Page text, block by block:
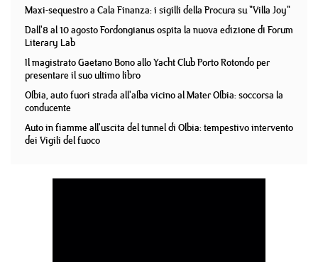
Maxi-sequestro a Cala Finanza: i sigilli della Procura su "Villa Joy"
Dall'8 al 10 agosto Fordongianus ospita la nuova edizione di Forum
Literary Lab
Il magistrato Gaetano Bono allo Yacht Club Porto Rotondo per
presentare il suo ultimo libro
Olbia, auto fuori strada all'alba vicino al Mater Olbia: soccorsa la
conducente
Auto in fiamme all'uscita del tunnel di Olbia: tempestivo intervento
dei Vigili del fuoco